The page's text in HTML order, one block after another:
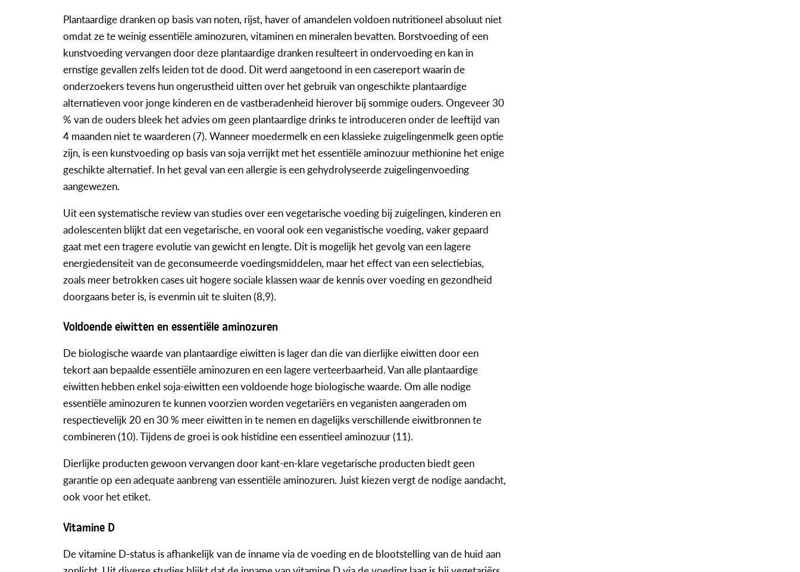
Plantaardige dranken op basis van noten, rijst, haver of amandelen voldoen nutritioneel absoluut niet
omdat ze te weinig essentiële aminozuren, vitaminen en mineralen bevatten. Borstvoeding of een
kunstvoeding vervangen door deze plantaardige dranken resulteert in ondervoeding en kan in
ernstige gevallen zelfs leiden tot de dood. Dit werd aangetoond in een casereport waarin de
onderzoekers tevens hun ongerustheid uitten over het gebruik van ongeschikte plantaardige
alternatieven voor jonge kinderen en de vastberadenheid hierover bij sommige ouders. Ongeveer 30
% van de ouders bleek het advies om geen plantaardige drinks te introduceren onder de leeftijd van
4 maanden niet te waarderen (7). Wanneer moedermelk en een klassieke zuigelingenmelk geen optie
zijn, is een kunstvoeding op basis van soja verrijkt met het essentiële aminozuur methionine het enige
geschikte alternatief. In het geval van een allergie is een gehydrolyseerde zuigelingenvoeding
aangewezen.
Uit een systematische review van studies over een vegetarische voeding bij zuigelingen, kinderen en
adolescenten blijkt dat een vegetarische, en vooral ook een veganistische voeding, vaker gepaard
gaat met een tragere evolutie van gewicht en lengte. Dit is mogelijk het gevolg van een lagere
energiedensiteit van de geconsumeerde voedingsmiddelen, maar het effect van een selectiebias,
zoals meer betrokken cases uit hogere sociale klassen waar de kennis over voeding en gezondheid
doorgaans beter is, is evenmin uit te sluiten (8,9).
Voldoende eiwitten en essentiële aminozuren
De biologische waarde van plantaardige eiwitten is lager dan die van dierlijke eiwitten door een
tekort aan bepaalde essentiële aminozuren en een lagere verteerbaarheid. Van alle plantaardige
eiwitten hebben enkel soja-eiwitten een voldoende hoge biologische waarde. Om alle nodige
essentiële aminozuren te kunnen voorzien worden vegetariërs en veganisten aangeraden om
respectievelijk 20 en 30 % meer eiwitten in te nemen en dagelijks verschillende eiwitbronnen te
combineren (10). Tijdens de groei is ook histidine een essentieel aminozuur (11).
Dierlijke producten gewoon vervangen door kant-en-klare vegetarische producten biedt geen
garantie op een adequate aanbreng van essentiële aminozuren. Juist kiezen vergt de nodige aandacht,
ook voor het etiket.
Vitamine D
De vitamine D-status is afhankelijk van de inname via de voeding en de blootstelling van de huid aan